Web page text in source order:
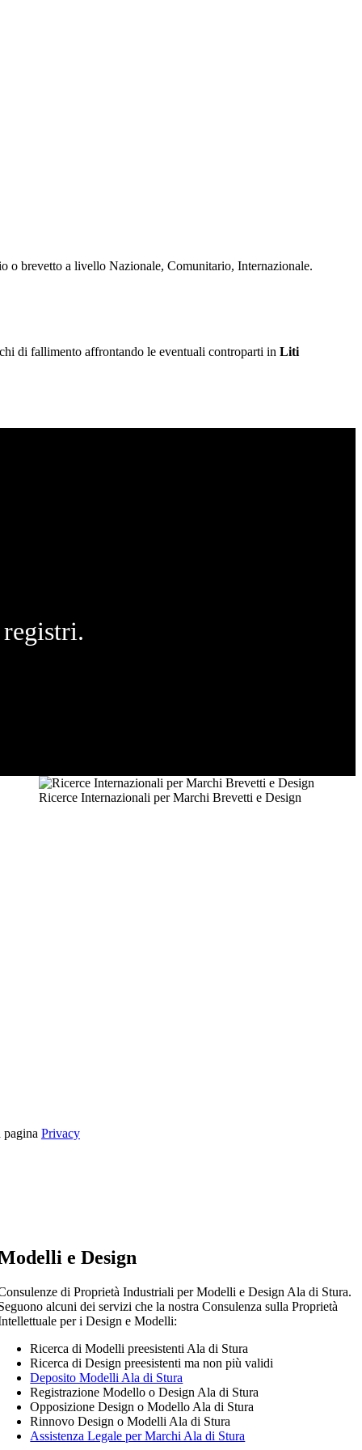
o brevetto a livello Nazionale, Comunitario, Internazionale.
di fallimento affrontando le eventuali controparti in Liti
Ricerce Internazionali per Marchi Brevetti e Design
pagina Privacy
e Design
di Proprietà Industriali per Modelli e Design Ala di Stura.
alcuni dei servizi che la nostra Consulenza sulla Proprietà
per i Design e Modelli:
Ricerca di Modelli preesistenti Ala di Stura
Ricerca di Design preesistenti ma non più validi
Deposito Modelli Ala di Stura
Registrazione Modello o Design Ala di Stura
Opposizione Design o Modello Ala di Stura
Rinnovo Design o Modelli Ala di Stura
Assistenza Legale per Marchi Ala di Stura